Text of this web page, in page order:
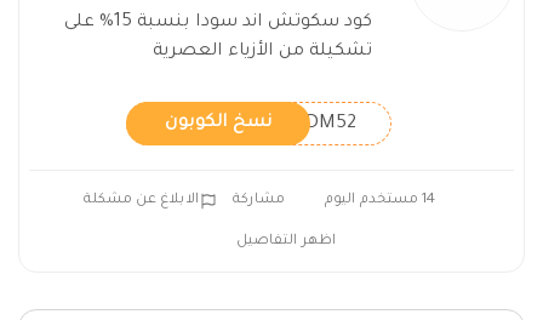
كود سكوتش اند سودا بنسبة 15% على
تشكيلة من الأزياء العصرية
ADM52 نسخ الكوبون
14 مستخدم اليوم مشاركة الابلاغ عن مشكلة
اظهر التفاصيل